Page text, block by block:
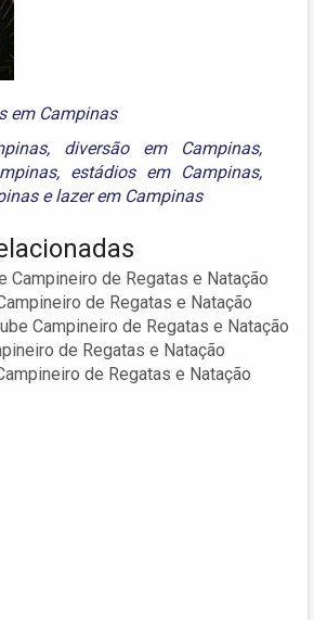
em Campinas
, diversão em Campinas,
, estádios em Campinas,
elazer em Campinas
Campineiro de Regatas e Natação
de Regatas e Natação
Campineiro de Regatas e Natação
de Regatas e Natação
de Regatas e Natação